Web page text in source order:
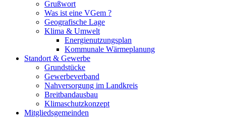
Grußwort
Was ist eine VGem ?
Geografische Lage
Klima & Umwelt
Energienutzungsplan
Kommunale Wärmeplanung
Standort & Gewerbe
Grundstücke
Gewerbeverband
Nahversorgung im Landkreis
Breitbandausbau
Klimaschutzkonzept
Mitgliedsgemeinden